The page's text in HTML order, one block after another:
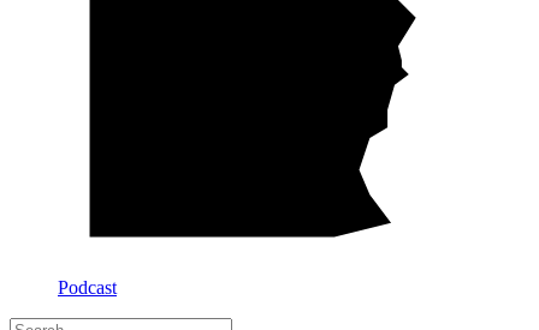
Podcast